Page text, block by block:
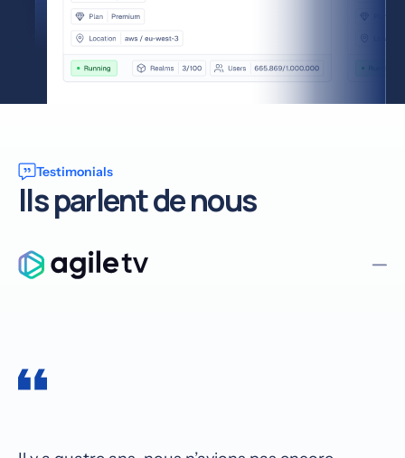
Testimonials
Ils parlent de nous